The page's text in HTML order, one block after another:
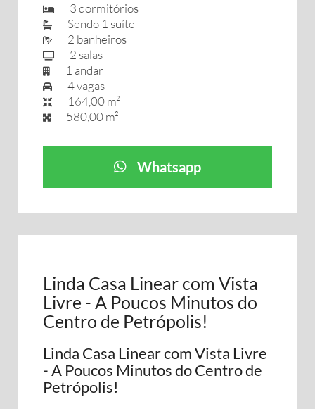
3 dormitórios
Sendo 1 suíte
2 banheiros
2 salas
1 andar
4 vagas
164,00 m²
580,00 m²
Whatsapp
Linda Casa Linear com Vista
Livre - A Poucos Minutos do
Centro de Petrópolis!
Linda Casa Linear com Vista Livre
- A Poucos Minutos do Centro de
Petrópolis!